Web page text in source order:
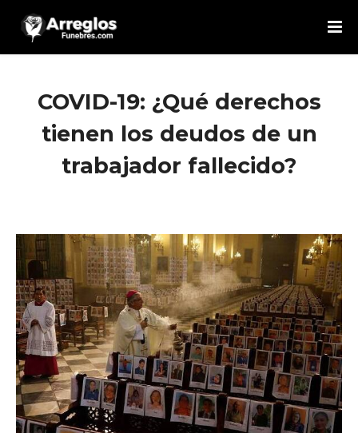
COVID-19: ¿Qué derechos
tienen los deudos de un
trabajador fallecido?